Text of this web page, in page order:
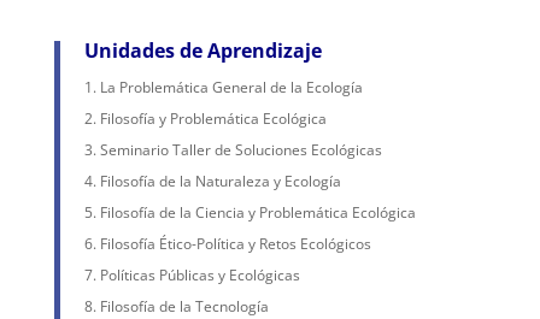
Unidades de Aprendizaje
La Problemática General de la Ecología
Filosofía y Problemática Ecológica
Seminario Taller de Soluciones Ecológicas
Filosofía de la Naturaleza y Ecología
Filosofía de la Ciencia y Problemática Ecológica
Filosofía Ético-Política y Retos Ecológicos
Políticas Públicas y Ecológicas
Filosofía de la Tecnología